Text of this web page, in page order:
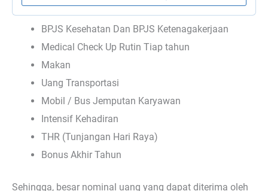
BPJS Kesehatan Dan BPJS Ketenagakerjaan
Medical Check Up Rutin Tiap tahun
Makan
Uang Transportasi
Mobil / Bus Jemputan Karyawan
Intensif Kehadiran
THR (Tunjangan Hari Raya)
Bonus Akhir Tahun
Sehingga, besar nominal uang yang dapat diterima oleh